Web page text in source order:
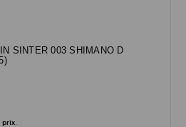
SINTER 003 SHIMANO D